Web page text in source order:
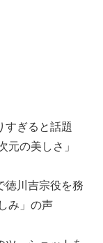
すぎると話題
元の美しさ」
徳川吉宗役を務
み」の声